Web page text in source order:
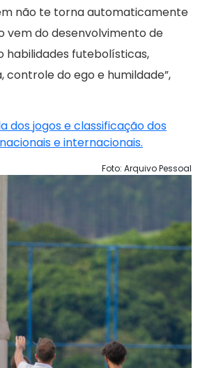
não te torna automaticamente
vem do desenvolvimento de
habilidades futebolísticas,
controle do ego e humildade”,
dos jogos e classificação dos
e internacionais.
Foto: Arquivo Pessoal